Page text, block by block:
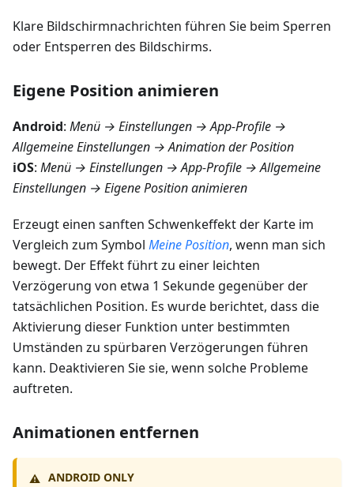
Klare Bildschirmnachrichten führen Sie beim Sperren
oder Entsperren des Bildschirms.
Eigene Position animieren
Android: Menü → Einstellungen → App-Profile →
Allgemeine Einstellungen → Animation der Position
iOS: Menü → Einstellungen → App-Profile → Allgemeine
Einstellungen → Eigene Position animieren
Erzeugt einen sanften Schwenkeffekt der Karte im
Vergleich zum Symbol Meine Position, wenn man sich
bewegt. Der Effekt führt zu einer leichten
Verzögerung von etwa 1 Sekunde gegenüber der
tatsächlichen Position. Es wurde berichtet, dass die
Aktivierung dieser Funktion unter bestimmten
Umständen zu spürbaren Verzögerungen führen
kann. Deaktivieren Sie sie, wenn solche Probleme
auftreten.
Animationen entfernen
⚠️ ANDROID ONLY